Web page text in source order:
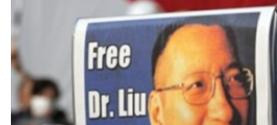
SLOBODA MEDIJA
ŽENSKA STRANA
IZBJEGLIČKA STRANA